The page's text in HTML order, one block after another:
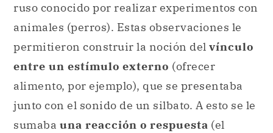
ruso conocido por realizar experimentos con
animales (perros). Estas observaciones le
permitieron construir la noción del vínculo
entre un estímulo externo (ofrecer
alimento, por ejemplo), que se presentaba
junto con el sonido de un silbato. A esto se le
sumaba una reacción o respuesta (el